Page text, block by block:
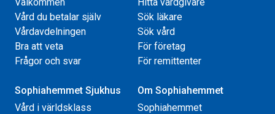
Vård du betalar själv
Vårdavdelningen
Bra att veta
Frågor och svar
Sök läkare
Sök vård
För företag
För remittenter
Sophiahemmet Sjukhus
Vård i världsklass
Om Sophiahemmet
Sophiahemmet